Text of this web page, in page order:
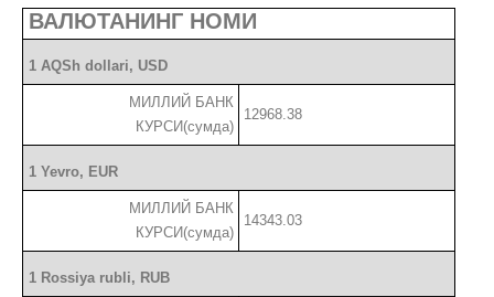
ВАЛЮТАНИНГ НОМИ
1 AQSh dollari, USD
МИЛЛИЙ БАНК
КУРСИ(сумда)
12968.38
1 Yevro, EUR
МИЛЛИЙ БАНК
КУРСИ(сумда)
14343.03
1 Rossiya rubli, RUB